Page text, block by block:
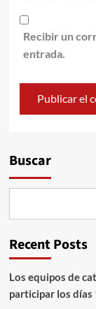
Recibir un
entrada.
Buscar
Recent Posts
Los equipos de
participar los días